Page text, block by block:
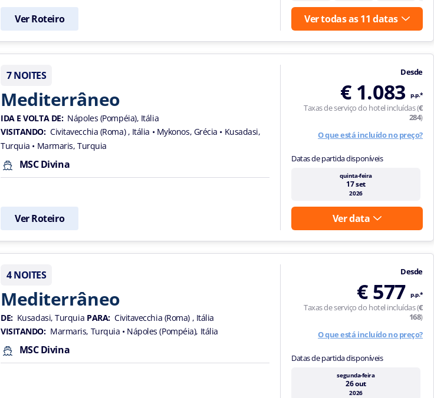
Ver Roteiro Ver todas as 11 datas
7 NOITES
Mediterrâneo
IDA E VOLTA DE: Nápoles (Pompéia), Itália
VISITANDO: Civitavecchia (Roma) , Itália • Mykonos, Grécia • Kusadasi,
Turquia • Marmaris, Turquia
MSC Divina
Ver Roteiro
Desde
€ 1.083 p.p.*
Taxas de serviço do hotel incluídas (€
284)
O que está incluído no preço?
Datas de partida disponíveis
quinta-feira
17 set
2026
Ver data
4 NOITES
Mediterrâneo
DE: Kusadasi, Turquia PARA: Civitavecchia (Roma) , Itália
VISITANDO: Marmaris, Turquia • Nápoles (Pompéia), Itália
MSC Divina
Desde
€ 577 p.p.*
Taxas de serviço do hotel incluídas (€
168)
O que está incluído no preço?
Datas de partida disponíveis
segunda-feira
26 out
2026